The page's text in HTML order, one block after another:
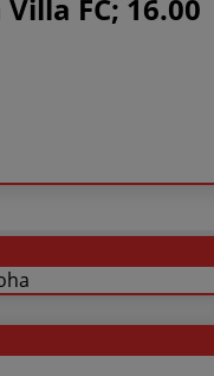
Villa FC; 16.00